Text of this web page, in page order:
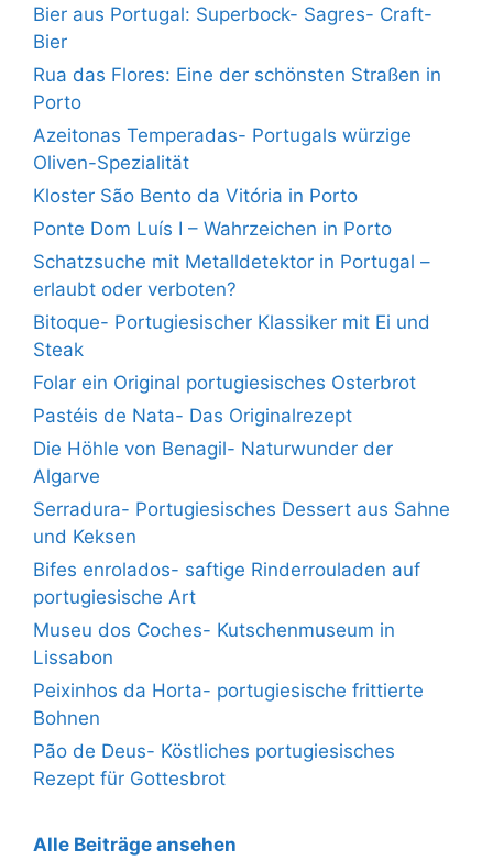
Bier aus Portugal: Superbock- Sagres- Craft-
Bier
Rua das Flores: Eine der schönsten Straßen in
Porto
Azeitonas Temperadas- Portugals würzige
Oliven-Spezialität
Kloster São Bento da Vitória in Porto
Ponte Dom Luís I – Wahrzeichen in Porto
Schatzsuche mit Metalldetektor in Portugal –
erlaubt oder verboten?
Bitoque- Portugiesischer Klassiker mit Ei und
Steak
Folar ein Original portugiesisches Osterbrot
Pastéis de Nata- Das Originalrezept
Die Höhle von Benagil- Naturwunder der
Algarve
Serradura- Portugiesisches Dessert aus Sahne
und Keksen
Bifes enrolados- saftige Rinderrouladen auf
portugiesische Art
Museu dos Coches- Kutschenmuseum in
Lissabon
Peixinhos da Horta- portugiesische frittierte
Bohnen
Pão de Deus- Köstliches portugiesisches
Rezept für Gottesbrot
Alle Beiträge ansehen